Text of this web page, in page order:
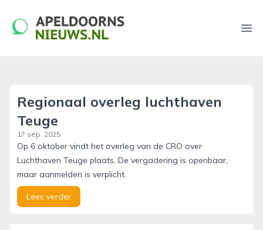
apeldoornsnieuws.nl
Regionaal overleg luchthaven
Teuge
17 sep. 2025
Op 6 oktober vindt het overleg van de CRO over
Luchthaven Teuge plaats. De vergadering is openbaar,
maar aanmelden is verplicht.
Lees verder